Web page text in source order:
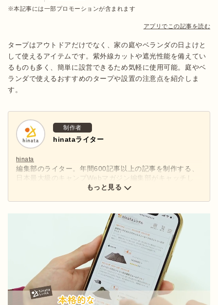
※本記事には一部プロモーションが含まれます
アプリでこの記事を読む
タープはアウトドアだけでなく、家の庭やベランダの日よけと
して使えるアイテムです。紫外線カットや遮光性能を備えてい
るものも多く、簡単に設営できるため気軽に使用可能。庭やベ
ランダで使えるおすすめのタープや設置の注意点を紹介しま
す。
制作者
hinataライター
hinata
編集部のライター。年間600記事以上の記事を制作する、
日本最大級のキャンプWebマガジン編集部がキャッチし
た、アウトドアの最新情報をお届けします。
もっと見る